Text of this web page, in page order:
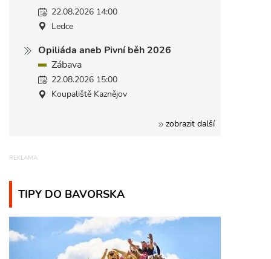
22.08.2026 14:00
Ledce
Opiliáda aneb Pivní běh 2026
Zábava
22.08.2026 15:00
Koupaliště Kaznějov
zobrazit další
TIPY DO BAVORSKA